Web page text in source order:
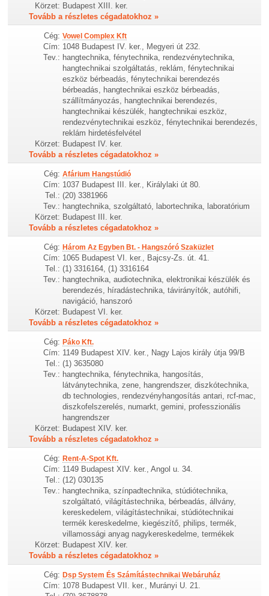
Körzet: Budapest XIII. ker.
Tovább a részletes cégadatokhoz »
Cég: Vowel Complex Kft
Cím: 1048 Budapest IV. ker., Megyeri út 232.
Tev.: hangtechnika, fénytechnika, rendezvénytechnika,
hangtechnikai szolgáltatás, reklám, fénytechnikai
eszköz bérbeadás, fénytechnikai berendezés
bérbeadás, hangtechnikai eszköz bérbeadás,
szállítmányozás, hangtechnikai berendezés,
hangtechnikai készülék, hangtechnikai eszköz,
rendezvénytechnikai eszköz, fénytechnikai berendezés,
reklám hirdetésfelvétel
Körzet: Budapest IV. ker.
Tovább a részletes cégadatokhoz »
Cég: Afárium Hangstúdió
Cím: 1037 Budapest III. ker., Királylaki út 80.
Tel.: (20) 3381966
Tev.: hangtechnika, szolgáltató, labortechnika, laboratórium
Körzet: Budapest III. ker.
Tovább a részletes cégadatokhoz »
Cég: Három Az Egyben Bt. - Hangszóró Szaküzlet
Cím: 1065 Budapest VI. ker., Bajcsy-Zs. út. 41.
Tel.: (1) 3316164, (1) 3316164
Tev.: hangtechnika, audiotechnika, elektronikai készülék és
berendezés, híradástechnika, távirányítók, autóhifi,
navigáció, hanszoró
Körzet: Budapest VI. ker.
Tovább a részletes cégadatokhoz »
Cég: Páko Kft.
Cím: 1149 Budapest XIV. ker., Nagy Lajos király útja 99/B
Tel.: (1) 3635080
Tev.: hangtechnika, fénytechnika, hangosítás,
látványtechnika, zene, hangrendszer, diszkótechnika,
db technologies, rendezvényhangosítás antari, rcf-mac,
diszkofelszerelés, numarkt, gemini, professzionális
hangrendszer
Körzet: Budapest XIV. ker.
Tovább a részletes cégadatokhoz »
Cég: Rent-A-Spot Kft.
Cím: 1149 Budapest XIV. ker., Angol u. 34.
Tel.: (12) 030135
Tev.: hangtechnika, színpadtechnika, stúdiótechnika,
szolgáltató, világítástechnika, bérbeadás, állvány,
kereskedelem, világítástechnikai, stúdiótechnikai
termék kereskedelme, kiegészítő, philips, termék,
villamossági anyag nagykereskedelme, termékek
Körzet: Budapest XIV. ker.
Tovább a részletes cégadatokhoz »
Cég: Dsp System És Számítástechnikai Webáruház
Cím: 1078 Budapest VII. ker., Murányi U. 21.